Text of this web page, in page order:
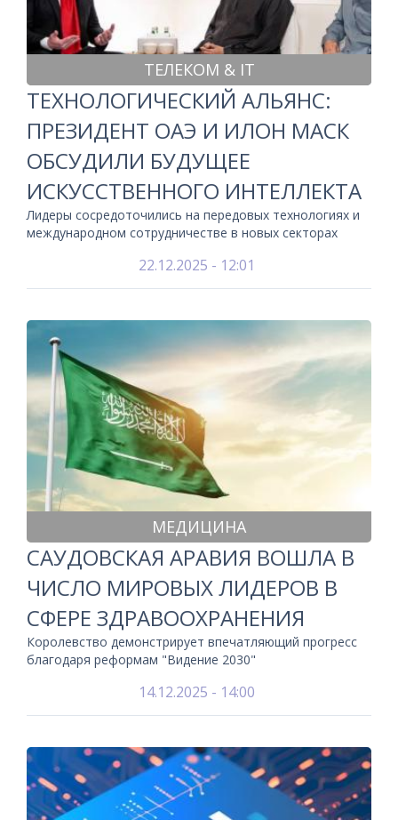
ТЕЛЕКОМ & IT
ТЕХНОЛОГИЧЕСКИЙ АЛЬЯНС:
ПРЕЗИДЕНТ ОАЭ И ИЛОН МАСК
ОБСУДИЛИ БУДУЩЕЕ
ИСКУССТВЕННОГО ИНТЕЛЛЕКТА
Лидеры сосредоточились на передовых технологиях и
международном сотрудничестве в новых секторах
22.12.2025 - 12:01
МЕДИЦИНА
САУДОВСКАЯ АРАВИЯ ВОШЛА В
ЧИСЛО МИРОВЫХ ЛИДЕРОВ В
СФЕРЕ ЗДРАВООХРАНЕНИЯ
Королевство демонстрирует впечатляющий прогресс
благодаря реформам "Видение 2030"
14.12.2025 - 14:00